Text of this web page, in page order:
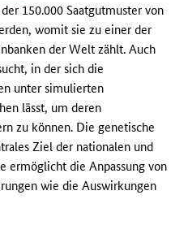
150.000 Saatgutmuster von
womit sie zu einer der
der Welt zählt. Auch
in der sich die
unter simulierten
lässt, um deren
zu können. Die genetische
Ziel der nationalen und
ermöglicht die Anpassung von
wie die Auswirkungen